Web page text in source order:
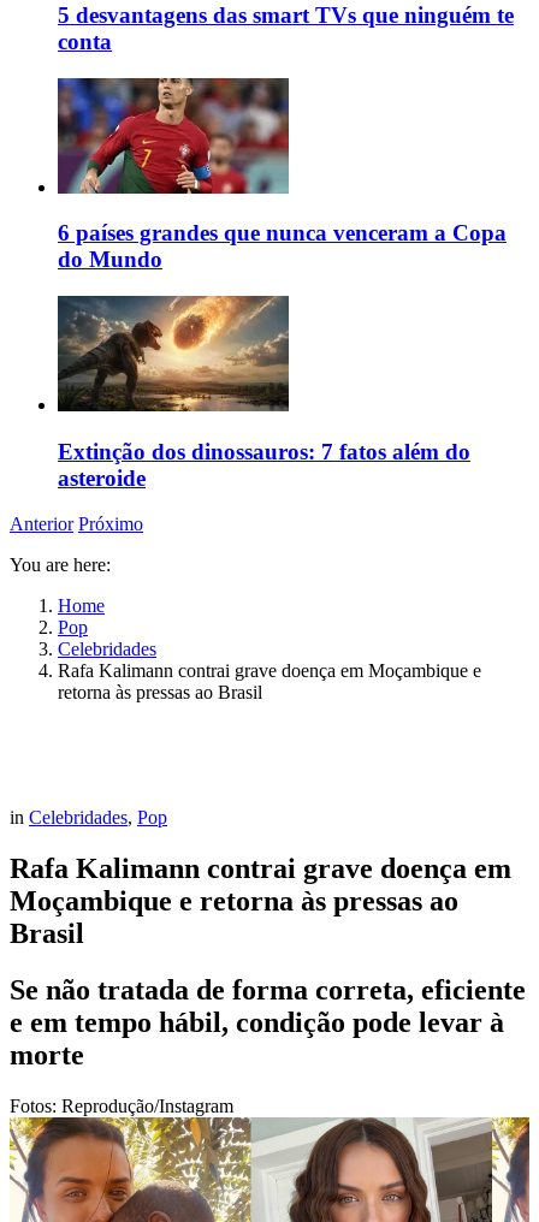
5 desvantagens das smart TVs que ninguém te
conta
6 países grandes que nunca venceram a Copa
do Mundo
Extinção dos dinossauros: 7 fatos além do
asteroide
Anterior Próximo
You are here:
Home
Pop
Celebridades
Rafa Kalimann contrai grave doença em Moçambique e
retorna às pressas ao Brasil
in Celebridades, Pop
Rafa Kalimann contrai grave doença em
Moçambique e retorna às pressas ao
Brasil
Se não tratada de forma correta, eficiente
e em tempo hábil, condição pode levar à
morte
Fotos: Reprodução/Instagram